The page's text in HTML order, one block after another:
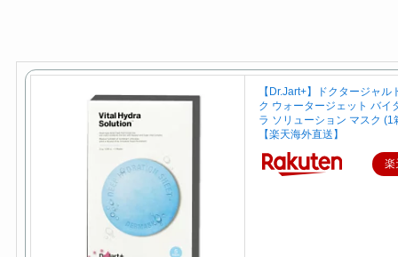
【Dr.Jart+】ドクタージャル
ク ウォータージェット バイ
ラ ソリューション マスク (1
【楽天海外直送】
楽